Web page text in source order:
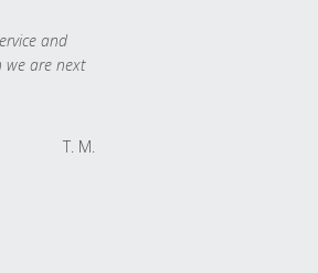
and
we are next
T. M.